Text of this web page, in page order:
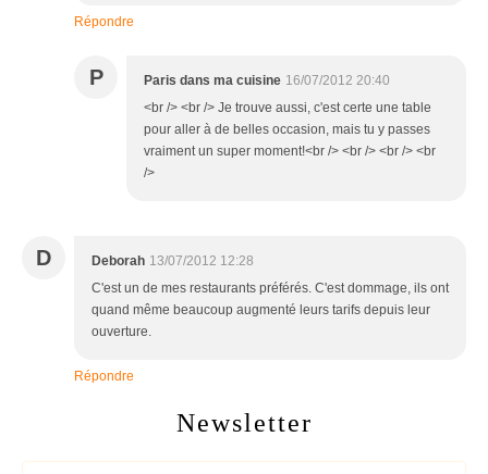
Répondre
P Paris dans ma cuisine 16/07/2012 20:40
<br /> <br /> Je trouve aussi, c'est certe une table
pour aller à de belles occasion, mais tu y passes
vraiment un super moment!<br /> <br /> <br /> <br
/>
D Deborah 13/07/2012 12:28
C'est un de mes restaurants préférés. C'est dommage, ils ont
quand même beaucoup augmenté leurs tarifs depuis leur
ouverture.
Répondre
Newsletter